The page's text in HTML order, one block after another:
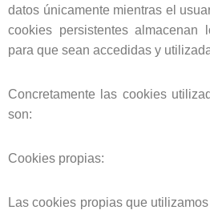
datos únicamente mientras el
cookies persistentes almacenan
para que sean accedidas y
Concretamente las cookies
son:
Cookies propias:
Las cookies propias que